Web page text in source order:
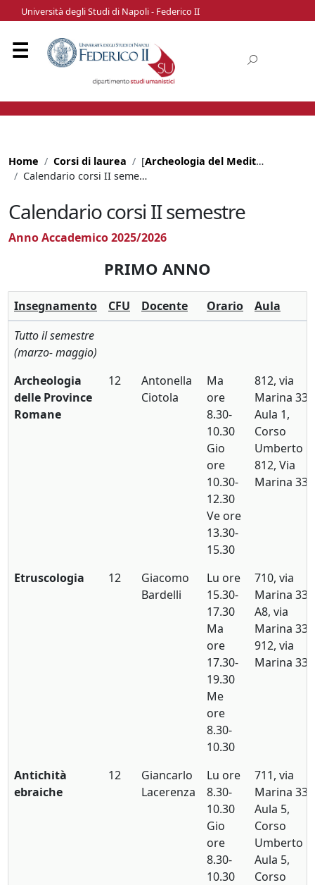
Università degli Studi di Napoli - Federico II
Home Corsi di laurea [Archeologia del Mediterraneo
Calendario corsi II semestre
Calendario corsi II semestre
Anno Accademico 2025/2026
PRIMO ANNO
Insegnamento CFU Docente Orario
Aula
Tutto il semestre
(marzo- maggio)
Archeologia
delle Province
Romane
12
Antonella
Ciotola
Ma
ore
8.30-
10.30
Gio
ore
10.30-
12.30
Ve ore
13.30-
15.30
812, via
Marina 33
Aula 1,
Corso
Umberto
812, Via
Marina 33
Etruscologia 12
Giacomo
Bardelli
Lu ore
15.30-
17.30
Ma
ore
17.30-
19.30
Me
ore
8.30-
10.30
710, via
Marina 33
A8, via
Marina 33
912, via
Marina 33
Antichità
ebraiche
12
Giancarlo
Lacerenza
Lu ore
8.30-
10.30
Gio
ore
8.30-
10.30
711, via
Marina 33
Aula 5,
Corso
Umberto
Aula 5,
Corso